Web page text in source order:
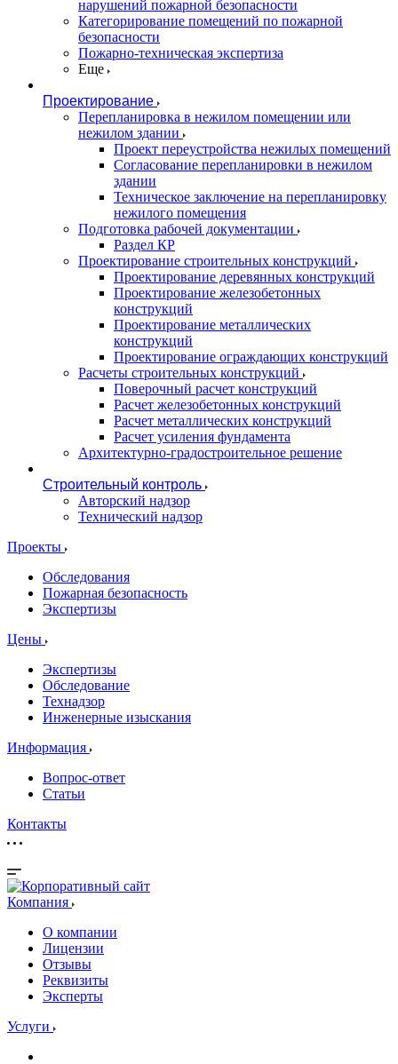
нарушений пожарной безопасности
Категорирование помещений по пожарной
безопасности
Пожарно-техническая экспертиза
Еще
Проектирование
Перепланировка в нежилом помещении или
нежилом здании
Проект переустройства нежилых помещений
Согласование перепланировки в нежилом
здании
Техническое заключение на перепланировку
нежилого помещения
Подготовка рабочей документации
Раздел КР
Проектирование строительных конструкций
Проектирование деревянных конструкций
Проектирование железобетонных
конструкций
Проектирование металлических
конструкций
Проектирование ограждающих конструкций
Расчеты строительных конструкций
Поверочный расчет конструкций
Расчет железобетонных конструкций
Расчет металлических конструкций
Расчет усиления фундамента
Архитектурно-градостроительное решение
Строительный контроль
Авторский надзор
Технический надзор
Проекты
Обследования
Пожарная безопасность
Экспертизы
Цены
Экспертизы
Обследование
Технадзор
Инженерные изыскания
Информация
Вопрос-ответ
Статьи
Контакты
Компания
О компании
Лицензии
Отзывы
Реквизиты
Эксперты
Услуги